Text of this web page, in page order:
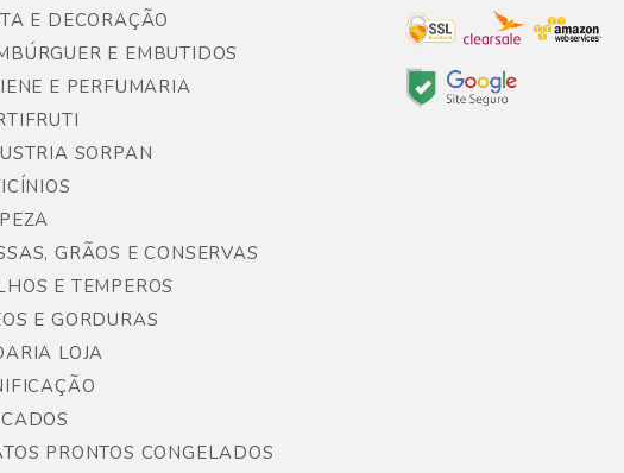
E DECORAÇÃO
E EMBUTIDOS
E PERFUMARIA
SORPAN
GRÃOS E CONSERVAS
E TEMPEROS
E GORDURAS
LOJA
PRONTOS CONGELADOS